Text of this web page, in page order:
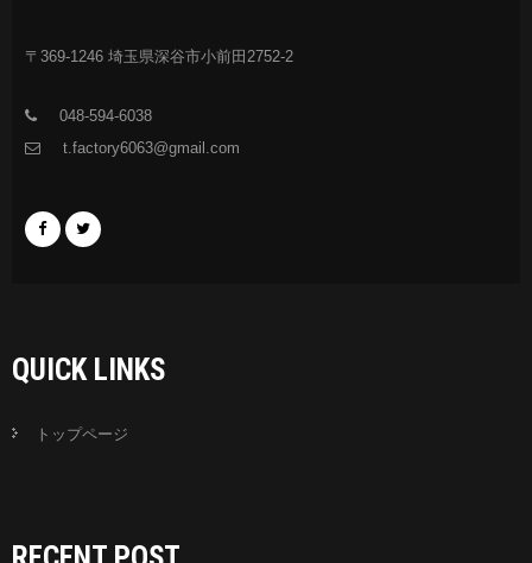
〒369-1246 埼玉県深谷市小前田2752-2
048-594-6038
t.factory6063@gmail.com
QUICK LINKS
トップページ